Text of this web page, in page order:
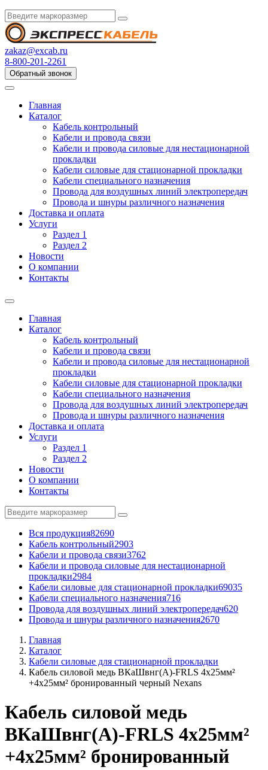
zakaz@excab.ru
8-800-201-2261
Обратный звонок
Главная
Каталог
Кабель контрольный
Кабели и провода связи
Кабели и провода силовые для нестационарной
прокладки
Кабели силовые для стационарной прокладки
Кабели специального назначения
Провода для воздушных линий электропередач
Провода и шнуры различного назначения
Доставка и оплата
Услуги
Раздел 1
Раздел 2
Новости
О компании
Контакты
Главная
Каталог
Кабель контрольный
Кабели и провода связи
Кабели и провода силовые для нестационарной
прокладки
Кабели силовые для стационарной прокладки
Кабели специального назначения
Провода для воздушных линий электропередач
Провода и шнуры различного назначения
Доставка и оплата
Услуги
Раздел 1
Раздел 2
Новости
О компании
Контакты
Вся продукция82690
Кабель контрольный2903
Кабели и провода связи3762
Кабели и провода силовые для нестационарной
прокладки2984
Кабели силовые для стационарной прокладки69035
Кабели специального назначения716
Провода для воздушных линий электропередач620
Провода и шнуры различного назначения2670
Главная
Каталог
Кабели силовые для стационарной прокладки
Кабель силовой медь ВКаШвнг(A)-FRLS 4x25мм²
+4x25мм² бронированный черный Nexans
Кабель силовой медь
ВКаШвнг(A)-FRLS 4x25мм²
+4x25мм² бронированный